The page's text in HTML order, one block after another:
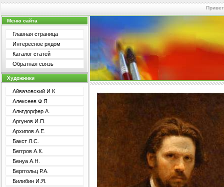
Меню сайта
Главная страница
Интересное рядом
Каталог статей
Обратная связь
Художники
Айвазовский И.К
Алексеев Ф.Я.
Альтдорфер А.
Аргунов И.П.
Архипов А.Е.
Бакст Л.С.
Беггров А.К.
Бенуа А.Н.
Берггольц Р.А.
Билибин И.Я.